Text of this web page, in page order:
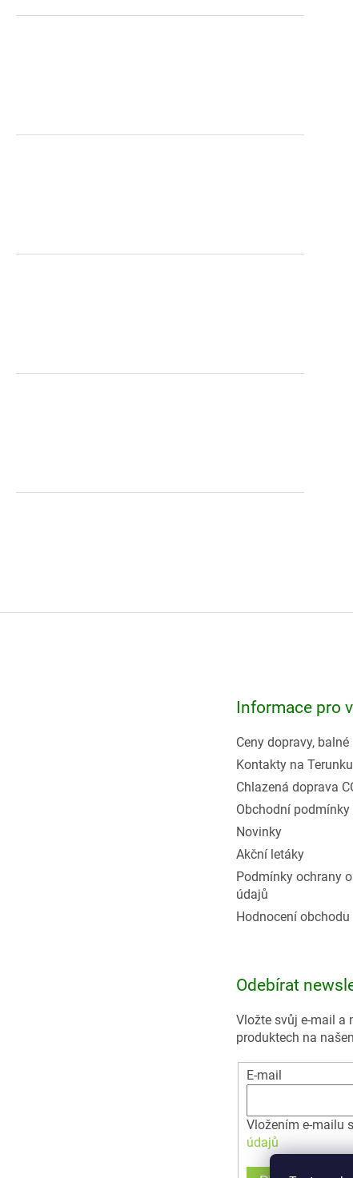
Informace pro
Ceny dopravy, balné
Kontakty na Terunku
Chlazená doprava
Obchodní podmínky
Novinky
Akční letáky
Podmínky ochrany
údajů
Hodnocení obchodu
Odebírat
Vložte svůj e-mail a
produktech na
E-mail
Vložením e-mailu
údajů